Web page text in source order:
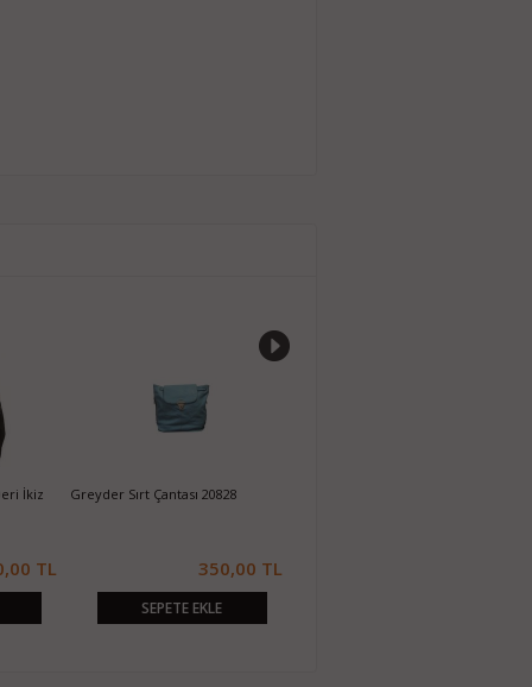
İkiz
TL
Greyder Sırt Çantası 20828
350,00 TL
SEPETE EKLE